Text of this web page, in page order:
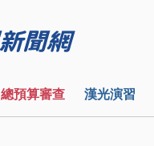
總預算審查 漢光演習